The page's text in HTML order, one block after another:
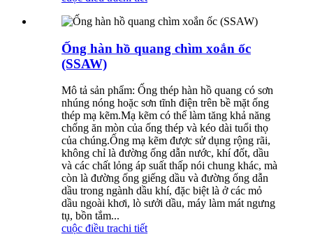
Ống hàn hồ quang chìm xoắn ốc
(SSAW)
Mô tả sản phẩm: Ống thép hàn hồ quang có sơn
nhúng nóng hoặc sơn tĩnh điện trên bề mặt ống
thép mạ kẽm.Mạ kẽm có thể làm tăng khả năng
chống ăn mòn của ống thép và kéo dài tuổi thọ
của chúng.Ống mạ kẽm được sử dụng rộng rãi,
không chỉ là đường ống dẫn nước, khí đốt, dầu
và các chất lỏng áp suất thấp nói chung khác, mà
còn là đường ống giếng dầu và đường ống dẫn
dầu trong ngành dầu khí, đặc biệt là ở các mỏ
dầu ngoài khơi, lò sưởi dầu, máy làm mát ngưng
tụ, bồn tắm...
cuộc điều trachi tiết